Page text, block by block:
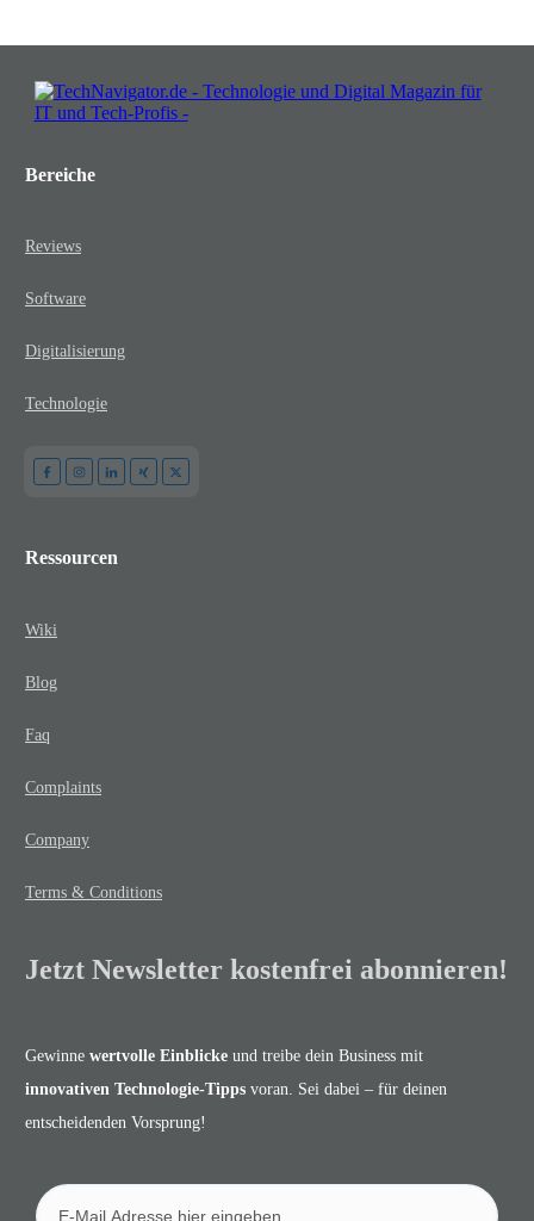
Bereiche
Reviews
Software
Digitalisierung
Technologie
Ressourcen
Wiki
Blog
Faq
Complaints
Company
Terms & Conditions
Jetzt Newsletter kostenfrei abonnieren!
Gewinne wertvolle Einblicke und treibe dein Business mit
innovativen Technologie-Tipps voran. Sei dabei – für deinen
entscheidenden Vorsprung!